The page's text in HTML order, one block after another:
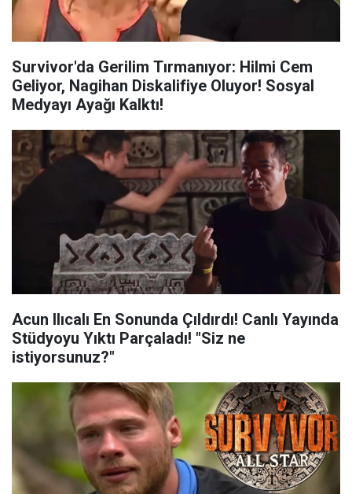
Survivor'da Gerilim Tırmanıyor: Hilmi Cem
Geliyor, Nagihan Diskalifiye Oluyor! Sosyal
Medyayı Ayağı Kalktı!
Acun Ilıcalı En Sonunda Çıldırdı! Canlı Yayında
Stüdyoyu Yıktı Parçaladı! "Siz ne
istiyorsunuz?"